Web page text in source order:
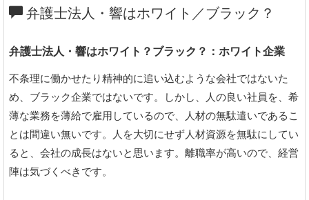
弁護士法人・響はホワイト／ブラック？
弁護士法人・響はホワイト？ブラック？：ホワイト企業
不条理に働かせたり精神的に追い込むような会社ではないた
め、ブラック企業ではないです。しかし、人の良い社員を、希
薄な業務を薄給で雇用しているので、人材の無駄遣いであるこ
とは間違い無いです。人を大切にせず人材資源を無駄にしてい
ると、会社の成長はないと思います。離職率が高いので、経営
陣は気づくべきです。